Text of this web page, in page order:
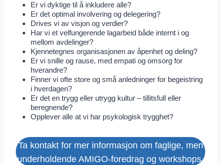
Er vi dyktige til å inkludere alle?
Er det optimal involvering og delegering?
Drives vi av visjon og verdier?
Har vi et velfungerende lagarbeid både internt i og
mellom avdelinger?
Kjennetegnes organisasjonen av åpenhet og deling?
Er vi snille og rause, med empati og omsorg for
hverandre?
Finner vi ofte store og små anledninger for begeistring
i hverdagen?
Er det en trygg eller utrygg kultur – tillitsfull eller
beregnende?
Opplever alle at vi har psykologisk trygghet?
Ta kontakt for mer informasjon om faglige, men
underholdende AMIGO-foredrag og workshops.